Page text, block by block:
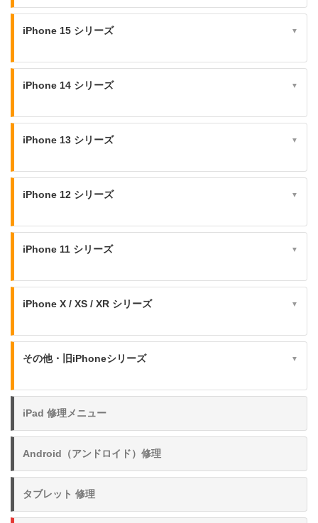
iPhone 15 シリーズ ▼
iPhone 14 シリーズ ▼
iPhone 13 シリーズ ▼
iPhone 12 シリーズ ▼
iPhone 11 シリーズ ▼
iPhone X / XS / XR シリーズ ▼
その他・旧iPhoneシリーズ ▼
iPad 修理メニュー
Android（アンドロイド）修理
タブレット 修理